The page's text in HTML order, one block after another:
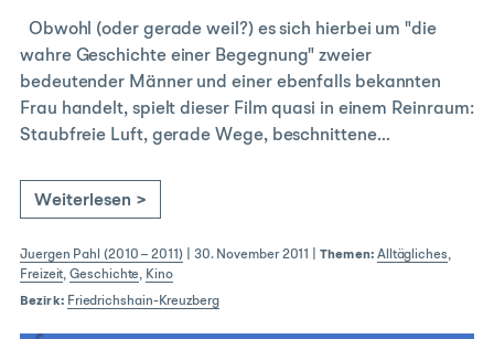
Obwohl (oder gerade weil?) es sich hierbei um "die
wahre Geschichte einer Begegnung" zweier
bedeutender Männer und einer ebenfalls bekannten
Frau handelt, spielt dieser Film quasi in einem Reinraum:
Staubfreie Luft, gerade Wege, beschnittene…
Weiterlesen >
Juergen Pahl (2010 – 2011)| 30. November 2011 |Themen: Alltägliches,
Freizeit,Geschichte, Kino
Bezirk: Friedrichshain-Kreuzberg